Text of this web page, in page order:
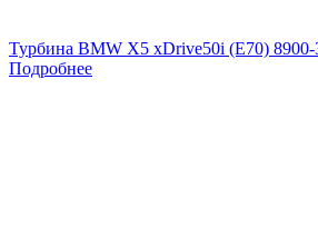
Турбина BMW X5 xDrive50i (E70) 8900-
Подробнее